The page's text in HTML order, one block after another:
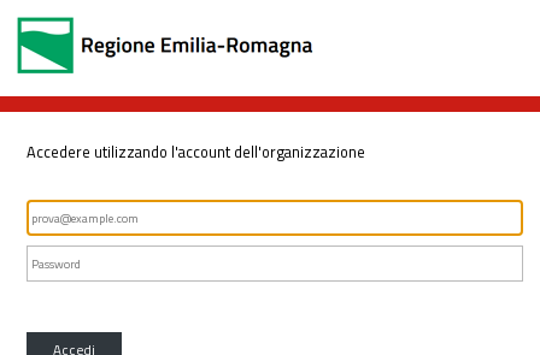
Accedere utilizzando l'account dell'organizzazione
Accedi